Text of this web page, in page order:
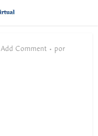
Add Comment por